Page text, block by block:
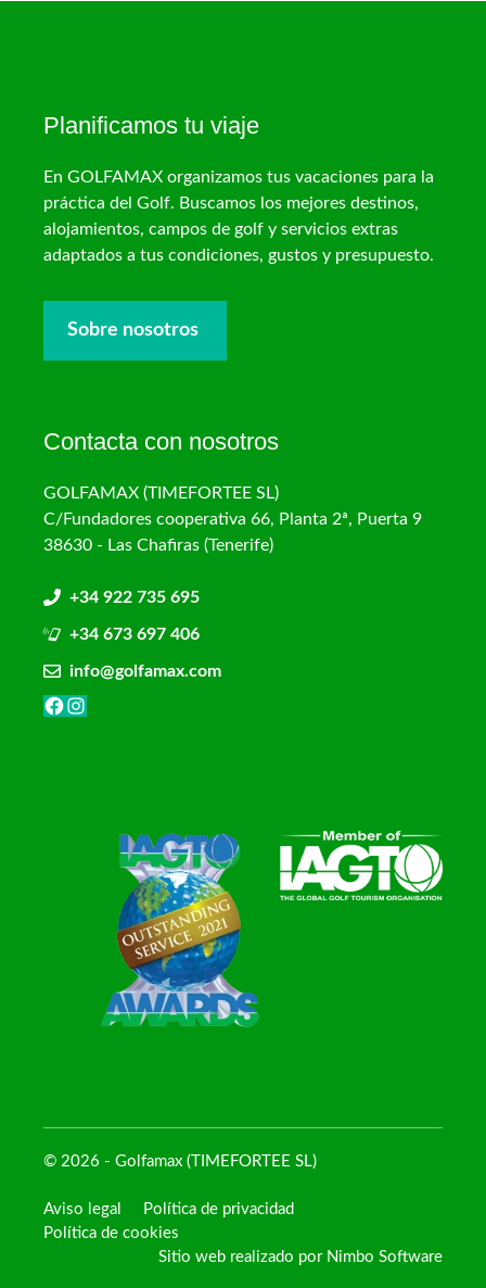
Planificamos tu viaje
En GOLFAMAX organizamos tus vacaciones para la
práctica del Golf. Buscamos los mejores destinos,
alojamientos, campos de golf y servicios extras
adaptados a tus condiciones, gustos y presupuesto.
Sobre nosotros
Contacta con nosotros
GOLFAMAX (TIMEFORTEE SL)
C/Fundadores cooperativa 66, Planta 2ª, Puerta 9
38630 - Las Chafiras (Tenerife)
+34 922 735 695
+34 673 697 406
info@golfamax.com
Facebook
Instagram
© 2026 - Golfamax (TIMEFORTEE SL)
Aviso legal
Política de privacidad
Política de cookies
Sitio web realizado por Nimbo Software